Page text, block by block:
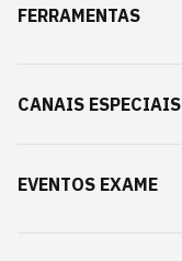
FERRAMENTAS
CANAIS ESPECIAIS
EVENTOS EXAME